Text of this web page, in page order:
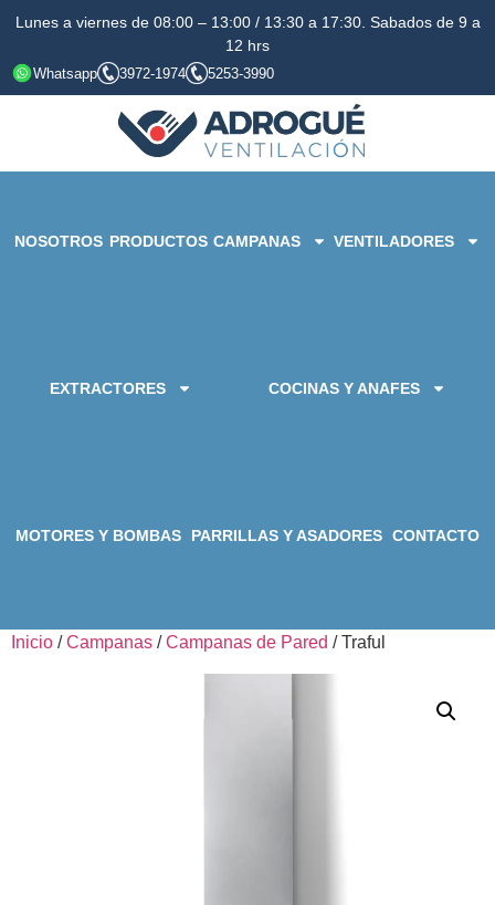
Lunes a viernes de 08:00 – 13:00 / 13:30 a 17:30. Sabados de 9 a
12 hrs
Whatsapp 3972-1974 5253-3990
NOSOTROS PRODUCTOS CAMPANAS VENTILADORES
EXTRACTORES COCINAS Y ANAFES
MOTORES Y BOMBAS PARRILLAS Y ASADORES CONTACTO
Inicio /Campanas /Campanas de Pared / Traful